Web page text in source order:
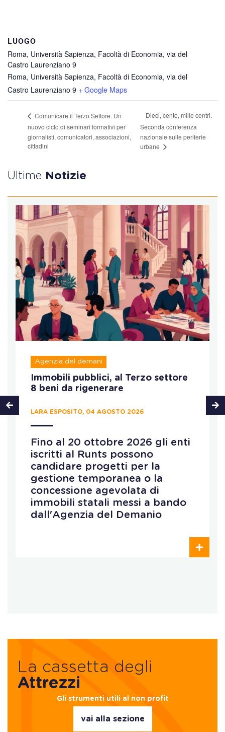
LUOGO
Roma, Università Sapienza, Facoltà di Economia, via del
Castro Laurenziano 9
Roma, Università Sapienza, Facoltà di Economia, via del
Castro Laurenziano 9 + Google Maps
Comunicare il Terzo Settore. Un
nuovo ciclo di seminari formativi per
giornalisti, comunicatori, associazioni,
cittadini
Dieci, cento, mille centri.
Seconda conferenza
nazionale sulle periferie
urbane
Ultime Notizie
Agenzia del demani
Immobili pubblici, al Terzo settore
8 beni da rigenerare
LARA ESPOSITO, 04 AGOSTO 2026
Fino al 20 ottobre 2026 gli enti
iscritti al Runts possono
candidare progetti per la
gestione temporanea o la
concessione agevolata di
immobili statali messi a bando
dall'Agenzia del Demanio
La cassetta degli
Attrezzi
Gli strumenti utili al non profit
vai alla sezione